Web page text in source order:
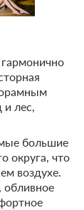
₽/час
гость
₽/сеанс
двух лет
бесплатно
лес,
большие
округа, что
воздухе.
обливное